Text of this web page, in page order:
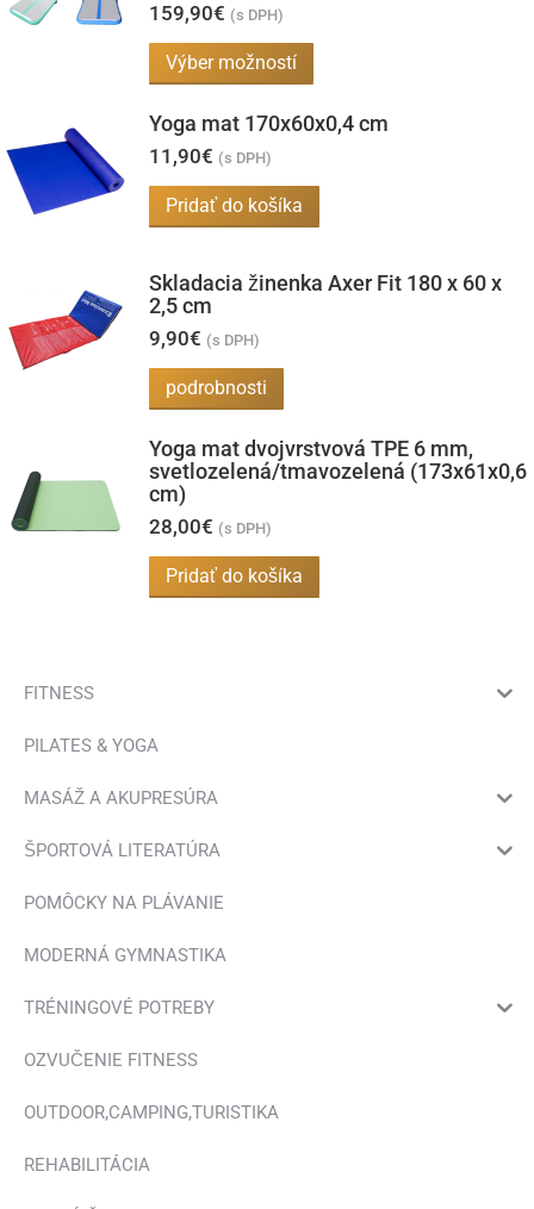
159,90€ (s DPH)
Výber možností
produkt
má
variantov.
Možnosti
môžete
Yoga mat 170x60x0,4 cm
11,90€ (s DPH)
Pridať do košíka
Skladacia žinenka Axer Fit 180 x 60 x
2,5 cm
9,90€ (s DPH)
podrobnosti
Yoga mat dvojvrstvová TPE 6 mm,
svetlozelená/tmavozelená (173x61x0,6
cm)
28,00€ (s DPH)
Pridať do košíka
FITNESS
PILATES & YOGA
MASÁŽ A AKUPRESÚRA
ŠPORTOVÁ LITERATÚRA
POMÔCKY NA PLÁVANIE
MODERNÁ GYMNASTIKA
TRÉNINGOVÉ POTREBY
OZVUČENIE FITNESS
OUTDOOR,CAMPING,TURISTIKA
REHABILITÁCIA